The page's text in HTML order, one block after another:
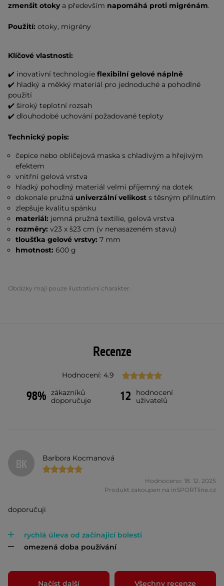
zmenšit otokya především napomáhá proti migrénám.
Použití: otoky, migrény
Klíčové vlastnosti:
✔️ inovativní technologie flexibilní gelové náplně
✔️ hladký a měkký materiál pro jednoduché a pohodlné
použití
✔️ široký teplotní rozsah
✔️ dlouhodobé uchování požadované teploty
Technický popis:
čepice nebo obličejová maska s chladivým a hřejivým
efektem
vnitřní gelová vrstva
hladký pohodlný materiál velmi příjemný na dotek
dokonale pružná univerzální velikost s těsným přilnutím
zlepšuje kvalitu spánku
materiál: jemná pružná textilie, gelová vrstva
rozměry: v23 x š23 cm (v nenasazeném stavu)
tloušťka gelové vrstvy: 7 mm
hmotnost: 600 g
Obrázky mají pouze ilustrativní charakter.
Recenze
Hodnocení: 4.9
98% zákazníků
doporučuje
12
hodnocení
uživatelů
BK Barbora Kocmanová
Hodnoceno: 18. 12. 2025
Produkt zakoupen na inSPORTline.cz
doporučuji
rychlá úleva od začínající bolesti
omezená doba používání
Načíst další Všechny recenze